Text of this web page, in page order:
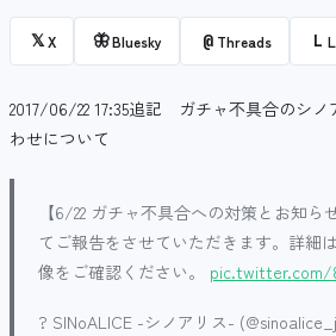
𝕏X 🦋Bluesky @ Threads L
2017/06/22 17:35追記 ガチャ不具合のシ
わせについて
【6/22 ガチャ不具合への対策とお知ら
てご報告をさせていただきます。詳細
像をご確認ください。 pic.twitter.com/
? SINoALICE -シノアリス-